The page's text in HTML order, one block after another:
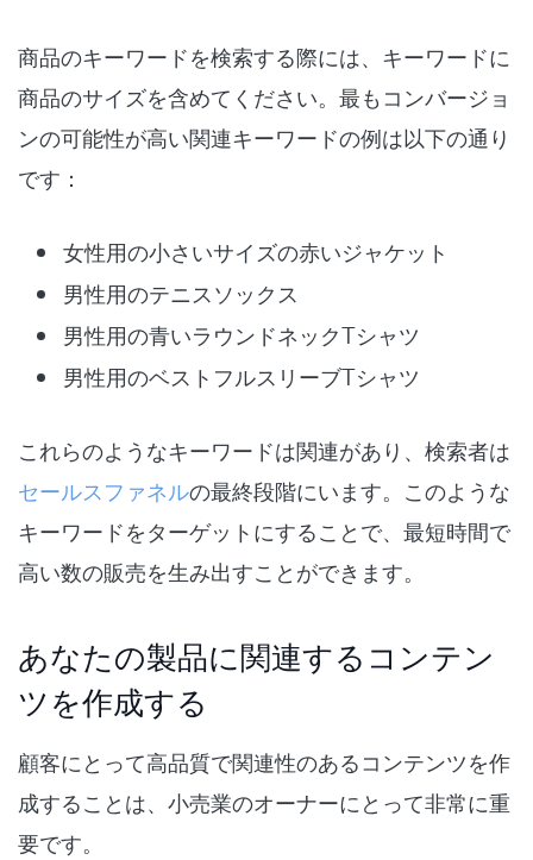
商品のキーワードを検索する際には、キーワードに
商品のサイズを含めてください。最もコンバージョ
ンの可能性が高い関連キーワードの例は以下の通り
です：
女性用の小さいサイズの赤いジャケット
男性用のテニスソックス
男性用の青いラウンドネックTシャツ
男性用のベストフルスリーブTシャツ
これらのようなキーワードは関連があり、検索者は
セールスファネルの最終段階にいます。このような
キーワードをターゲットにすることで、最短時間で
高い数の販売を生み出すことができます。
あなたの製品に関連するコンテン
ツを作成する
顧客にとって高品質で関連性のあるコンテンツを作
成することは、小売業のオーナーにとって非常に重
要です。